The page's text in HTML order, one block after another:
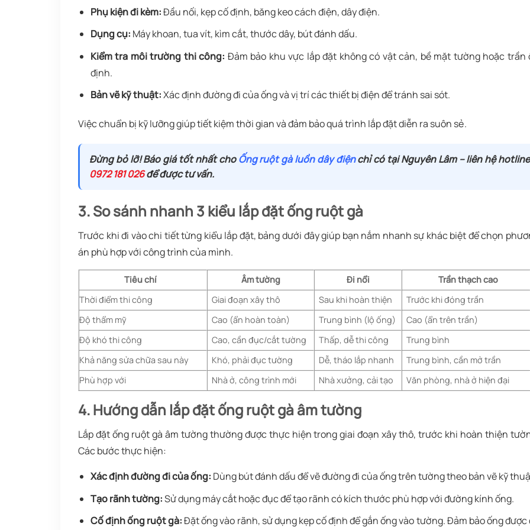
Phụ kiện đi kèm:Đầu nối, kẹp cố định, băng keo cách điện, dây điện.
Dụng cụ: Máy khoan, tua vít, kìm cắt, thước dây, bút đánh dấu.
Kiểm tra môi trường thi công: Đảm bảo khu vực lắp đặt không có vật cản, bề mặt tường hoặc trần
định.
Bản vẽ kỹ thuật:Xác định đường đi của ống và vị trí các thiết bị điện để tránh sai sót.
Việc chuẩn bị kỹ lưỡng giúp tiết kiệm thời gian và đảm bảo quá trình lắp đặt diễn ra suôn sẻ.
Đừng bỏ lỡ! Báo giá tốt nhất choỐng ruột gà luồn dây điệnchỉ có tại Nguyên Lâm – liên hệ hotline
0972 181 026để được tư vấn.
3.So sánh nhanh 3 kiểu lắp đặt ống ruột gà
Trước khi đi vào chi tiết từng kiểu lắp đặt, bảng dưới đây giúp bạn nắm nhanh sự khác biệt để chọn
án phù hợp với công trình của mình.
Tiêu chí Âm tường Đi nổi
Trần thạch cao
Thời điểm thi công
Giai đoạn xây thô Sau khi hoàn thiện
Trước khi đóng trần
Độ thẩm mỹ
Cao (ẩn hoàn toàn) Trung bình (lộ ống)
Cao (ẩn trên trần)
Độ khó thi công
Cao, cần đục/cắt tường Thấp, dễ thi công
Trung bình
Khả năng sửa chữa sau này
Khó, phải đục tường Dễ, tháo lắp nhanh
Trung bình, cần mở trần
Phù hợp với
Nhà ở, công trình mới Nhà xưởng, cải tạo Văn phòng, nhà ở hiện đại
4. Hướng dẫn lắp đặt ống ruột gà âm tường
Lắp đặt ống ruột gà âm tường thường được thực hiện trong giai đoạn xây thô, trước khi hoàn thiện
Các bước thực hiện:
Xác định đường đi của ống: Dùng bút đánh dấu để vẽ đường đi của ống trên tường theo bản vẽ kỹ
Tạo rãnh tường:Sử dụng máy cắt hoặc đục để tạo rãnh có kích thước phù hợp với đường kính ống.
Cố định ống ruột gà:Đặt ống vào rãnh, sử dụng kẹp cố định để gắn ống vào tường. Đảm bảo ống được